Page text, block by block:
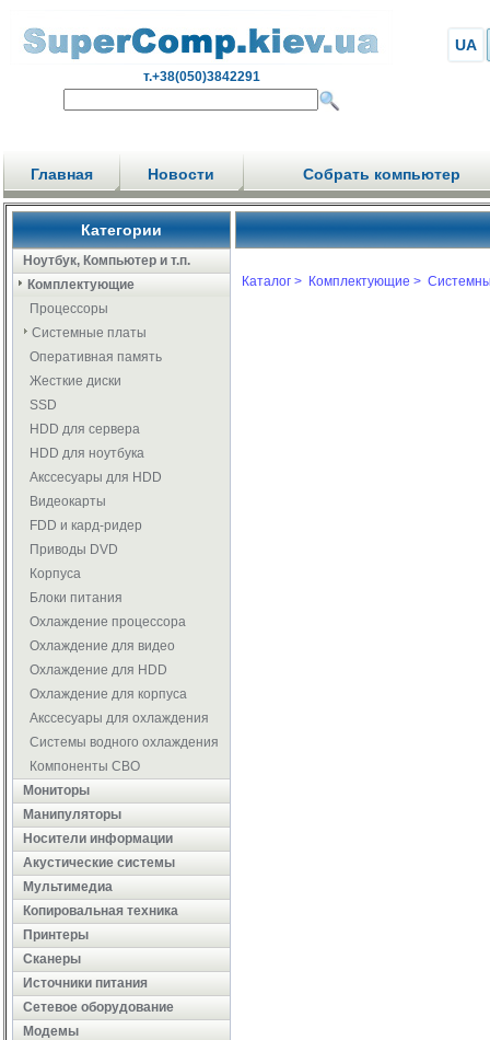
т.+38(050)3842291
UA
Главная Новости Собрать компьютер
Категории
Ноутбук, Компьютер и т.п.
Комплектующие
Процессоры
Системные платы
Оперативная память
Жесткие диски
SSD
HDD для сервера
HDD для ноутбука
Акссесуары для HDD
Видеокарты
FDD и кард-ридер
Приводы DVD
Корпуса
Блоки питания
Охлаждение процессора
Охлаждение для видео
Охлаждение для HDD
Охлаждение для корпуса
Акссесуары для охлаждения
Системы водного охлаждения
Компоненты СВО
Мониторы
Манипуляторы
Носители информации
Акустические системы
Мультимедиа
Копировальная техника
Принтеры
Сканеры
Источники питания
Сетевое оборудование
Модемы
Каталог > Комплектующие >